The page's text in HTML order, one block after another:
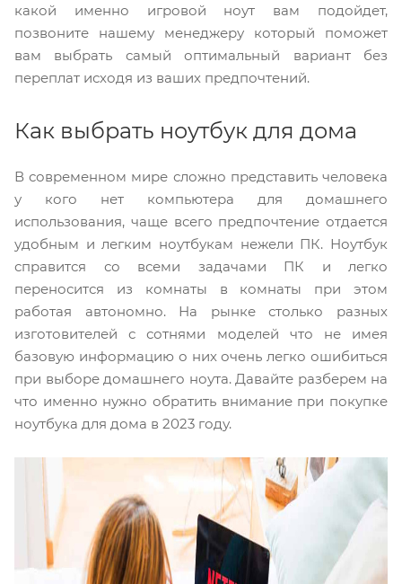
какой именно игровой ноут вам подойдет,
позвоните нашему менеджеру который поможет
вам выбрать самый оптимальный вариант без
переплат исходя из ваших предпочтений.
Как выбрать ноутбук для дома
В современном мире сложно представить человека
у кого нет компьютера для домашнего
использования, чаще всего предпочтение отдается
удобным и легким ноутбукам нежели ПК. Ноутбук
справится со всеми задачами ПК и легко
переносится из комнаты в комнаты при этом
работая автономно. На рынке столько разных
изготовителей с сотнями моделей что не имея
базовую информацию о них очень легко ошибиться
при выборе домашнего ноута. Давайте разберем на
что именно нужно обратить внимание при покупке
ноутбука для дома в 2023 году.